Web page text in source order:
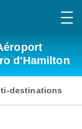
d'Hamilton
destinations